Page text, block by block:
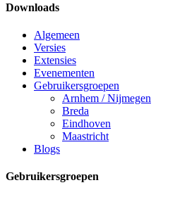
Downloads
Algemeen
Versies
Extensies
Evenementen
Gebruikersgroepen
Arnhem / Nijmegen
Breda
Eindhoven
Maastricht
Blogs
Gebruikersgroepen